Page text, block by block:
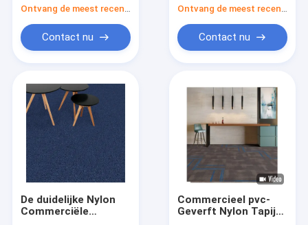
Contact nu Contact nu
De duidelijke Nylon
Commerciële
Commercieel pvc-
Geverft Nylon Tapijt